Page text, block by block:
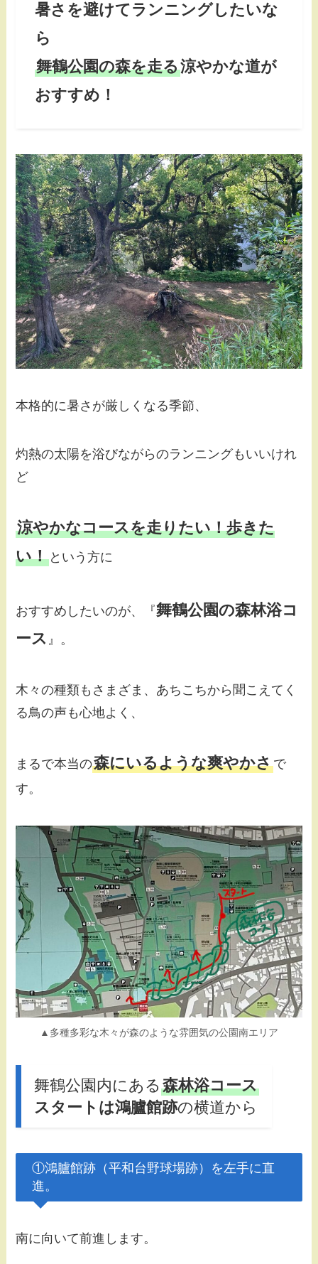
暑さを避けてランニングしたいな
ら
舞鶴公園の森を走る涼やかな道が
おすすめ！
本格的に暑さが厳しくなる季節、
灼熱の太陽を浴びながらのランニングもいいけれ
ど
涼やかなコースを走りたい！歩きた
い！ という方に
おすすめしたいのが、『舞鶴公園の森林浴コ
ース 』。
木々の種類もさまざま、あちこちから聞こえてく
る鳥の声も心地よく、
まるで本当の森にいるような爽やかさで
す。
▲多種多彩な木々が森のような雰囲気の公園南エリア
舞鶴公園内にある森林浴コース
スタートは鴻臚館跡の横道から
①鴻臚館跡（平和台野球場跡）を左手に直
進。
南に向いて前進します。